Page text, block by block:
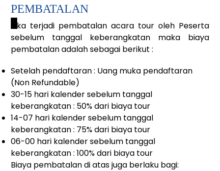
PEMBATALAN
_Jika terjadi pembatalan acara tour oleh Peserta
sebelum tanggal keberangkatan maka biaya
pembatalan adalah sebagai berikut :
Setelah pendaftaran : Uang muka pendaftaran
(Non Refundable)
30-15 hari kalender sebelum tanggal
keberangkatan : 50% dari biaya tour
14-07 hari kalender sebelum tanggal
keberangkatan : 75% dari biaya tour
06-00 hari kalender sebelum tanggal
keberangkatan : 100% dari biaya tour
Biaya pembatalan di atas juga berlaku bagi: